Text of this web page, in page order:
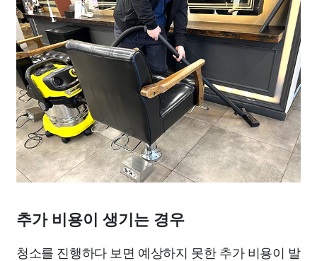
추가 비용이 생기는 경우
청소를 진행하다 보면 예상하지 못한 추가 비용이 발